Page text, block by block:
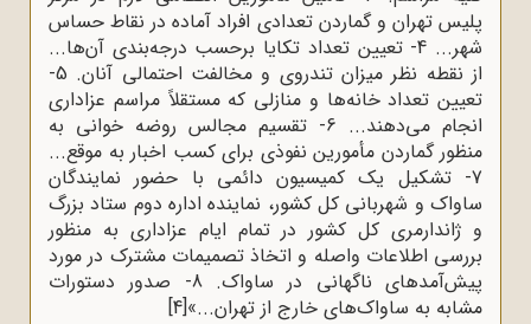
پلیس تهران و گماردن تعدادی افراد آماده در نقاط حساس
شهر... 4- تعیین تعداد تکایا برحسب درجه‌بندی آن‌ها...
از نقطه ‌نظر میزان تندروی و مخالفت احتمالی آنان. 5-
تعیین تعداد خانه‌ها و منازلی که مستقلاً مراسم عزاداری
انجام می‌دهند... 6- تقسیم مجالس روضه ‌خوانی به
‌منظور گماردن مأمورین نفوذی برای کسب اخبار به ‌موقع...
7- تشکیل یک کمیسیون دائمی با حضور نمایندگان
ساواک و شهربانی کل کشور، نماینده اداره دوم ستاد بزرگ
و ژاندارمری کل کشور در تمام ایام عزاداری به منظور
بررسی اطلاعات واصله و اتخاذ تصمیمات مشترک در مورد
پیش‌آمدهای ناگهانی در ساواک. 8- صدور دستورات
مشابه به ساواک‌های خارج از تهران...»[4]